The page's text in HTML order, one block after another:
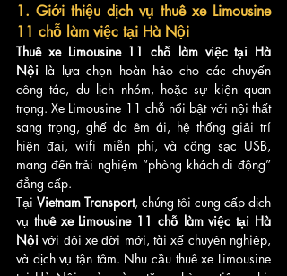
1. Giới thiệu dịch vụ thuê xe Limousine
11 chỗ làm việc tại Hà Nội
Thuê xe Limousine 11 chỗ làm việc tại Hà
Nội là lựa chọn hoàn hảo cho các chuyến
công tác, du lịch nhóm, hoặc sự kiện quan
trọng. Xe Limousine 11 chỗ nổi bật với nội thất
sang trọng, ghế da êm ái, hệ thống giải trí
hiện đại, wifi miễn phí, và cổng sạc USB,
mang đến trải nghiệm “phòng khách di động”
đẳng cấp.
Tại Vietnam Transport, chúng tôi cung cấp dịch
vụ thuê xe Limousine 11 chỗ làm việc tại Hà
Nội với đội xe đời mới, tài xế chuyên nghiệp,
và dịch vụ tận tâm. Nhu cầu thuê xe Limousine